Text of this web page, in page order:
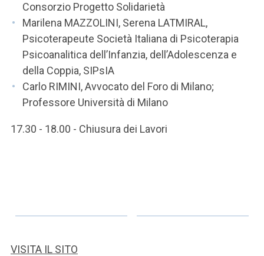
Consorzio Progetto Solidarietà
Marilena MAZZOLINI, Serena LATMIRAL,
Psicoterapeute Società Italiana di Psicoterapia
Psicoanalitica dell’Infanzia, dell’Adolescenza e
della Coppia, SIPsIA
Carlo RIMINI, Avvocato del Foro di Milano;
Professore Università di Milano
17.30 - 18.00 - Chiusura dei Lavori
VISITA IL SITO